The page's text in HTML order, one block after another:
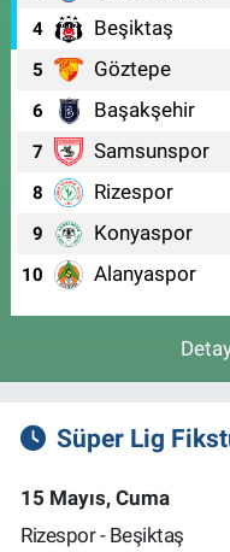
4 Beşiktaş
5 Göztepe
6 Başakşehir
7 Samsunspor
8 Rizespor
9 Konyaspor
10 Alanyaspor
Süper Lig
15 Mayıs, Cuma
Rizespor - Beşiktaş